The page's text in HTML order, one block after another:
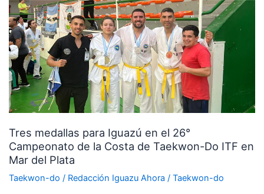
Tres medallas para Iguazú en el 26°
Campeonato de la Costa de Taekwon-Do ITF en
Mar del Plata
Taekwon-do / Redacción Iguazu Ahora / Taekwon-do
Tres
medallas
para
Iguazú
en
el
26°
Campeonato
la
Costa
de
Taekwon-